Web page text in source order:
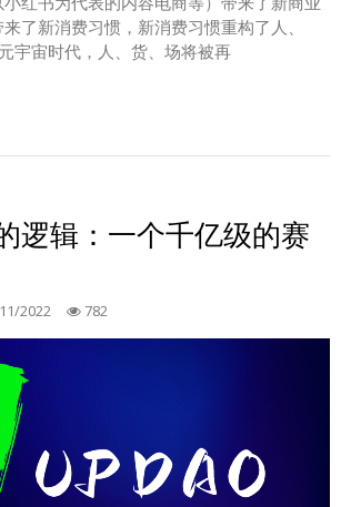
了新消费习惯，新消费习惯重构了人、
宇宙时代，人、货、场将被再
逻辑：一个千亿级的赛
2022 782